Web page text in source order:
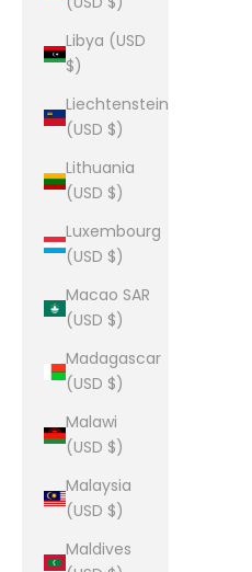
Libya (USD
$)
Liechtenstein
(USD $)
Lithuania
(USD $)
Luxembourg
(USD $)
Macao SAR
(USD $)
Madagascar
(USD $)
Malawi
(USD $)
Malaysia
(USD $)
Maldives